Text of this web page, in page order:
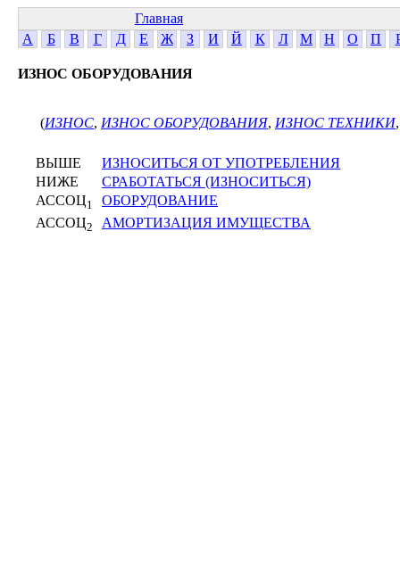
Главная
А
Б В Г Д Е Ж З И Й К Л М Н О П
ИЗНОС ОБОРУДОВАНИЯ
(ИЗНОС, ИЗНОС ОБОРУДОВАНИЯ, ИЗНОС ТЕХНИКИ
ВЫШЕ
ИЗНОСИТЬСЯ ОТ УПОТРЕБЛЕНИЯ
НИЖЕ
СРАБОТАТЬСЯ (ИЗНОСИТЬСЯ)
АССОЦ1
ОБОРУДОВАНИЕ
АССОЦ2 АМОРТИЗАЦИЯ ИМУЩЕСТВА